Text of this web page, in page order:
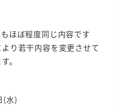
ほぼ程度同じ内容です
り若干内容を変更させて
。
(水)